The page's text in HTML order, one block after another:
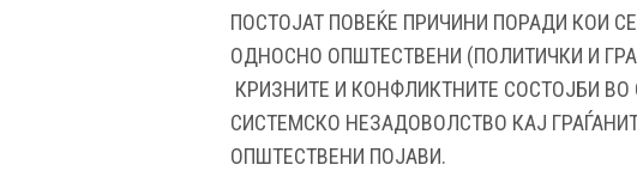
ПОСТОЈАТ ПОВЕЌЕ ПРИЧИНИ ПОРАДИ КОИ
ОДНОСНО ОПШТЕСТВЕНИ (ПОЛИТИЧКИ И
КРИЗНИТЕ И КОНФЛИКТНИТЕ СОСТОЈБИ
СИСТЕМСКО НЕЗАДОВОЛСТВО КАЈ
ОПШТЕСТВЕНИ ПОЈАВИ.